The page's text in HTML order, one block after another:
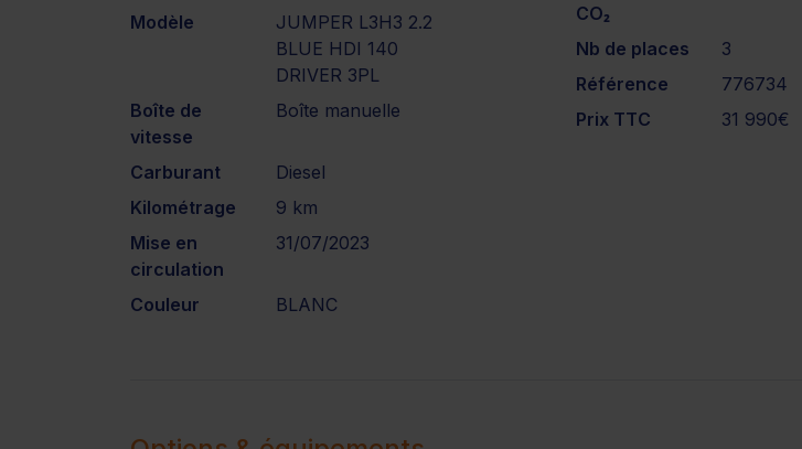
Modèle
JUMPER L3H3 2.2
BLUE HDI 140
DRIVER 3PL
Boîte de
vitesse
Boîte manuelle
Carburant
Diesel
Kilométrage
9 km
Mise en
circulation
31/07/2023
Couleur BLANC
CO₂
Nb de places
3
Référence
776734
Prix TTC
31 990€